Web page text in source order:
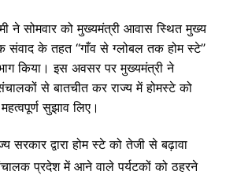
at
s
A
p
p
s
s
e
n
g
er
e
gr
a
m
ar
e
ने सोमवार को मुख्यमंत्री आवास स्थित मुख्य
के तहत ‘‘गाँव से ग्लोबल तक होम स्टे’’
किया। इस अवसर पर मुख्यमंत्री ने
से बातचीत कर राज्य में होमस्टे को
सुझाव लिए।
सरकार द्वारा होम स्टे को तेजी से बढ़ावा
प्रदेश में आने वाले पर्यटकों को ठहरने